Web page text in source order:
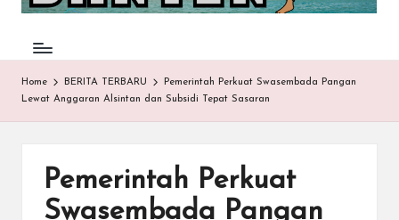
S-
B
A
N
Home BERITA TERBARU
Pemerintah Perkuat Swasembada Pangan
Lewat Anggaran Alsintan dan Subsidi Tepat Sasaran
Pemerintah Perkuat
Swasembada Pangan